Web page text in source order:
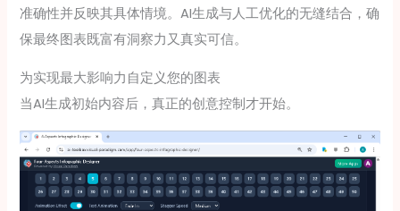
准确性并反映其具体情境。AI生成与人工优化的无缝结合，确
保最终图表既富有洞察力又真实可信。
为实现最大影响力自定义您的图表
当AI生成初始内容后，真正的创意控制才开始。